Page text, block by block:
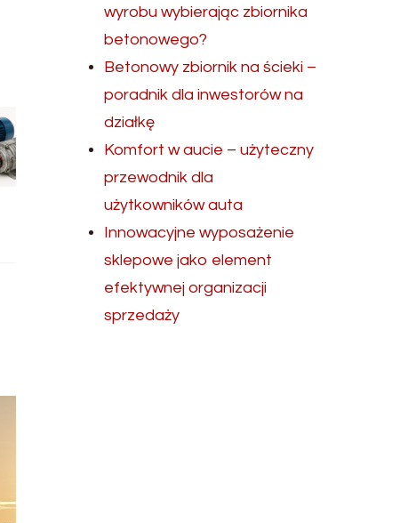
wyrobu wybierając zbiornika
betonowego?
Betonowy zbiornik na ścieki –
poradnik dla inwestorów na
działkę
Komfort w aucie – użyteczny
przewodnik dla
użytkowników auta
Innowacyjne wyposażenie
sklepowe jako element
efektywnej organizacji
sprzedaży